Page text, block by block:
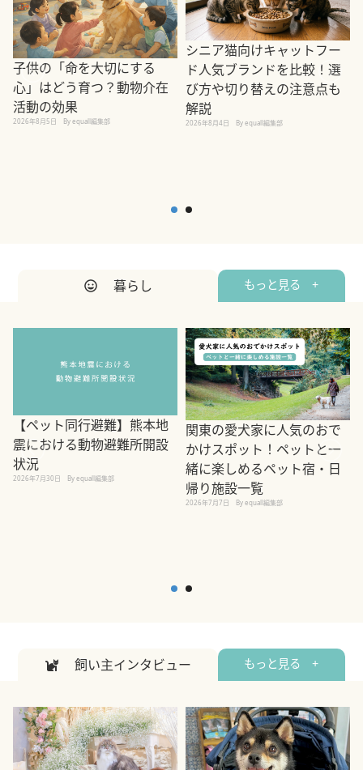
子供の「命を大切にする
心」はどう育つ？動物介在
活動の効果
2026年8月5日 By equall編集部
シニア猫向けキャットフー
ド人気ブランドを比較！選
び方や切り替えの注意点も
解説
2026年8月4日 By equall編集部
暮らし もっと見る +
【ペット同行避難】熊本地
震における動物避難所開設
状況
2026年7月30日 By equall編集部
関東の愛犬家に人気のおで
かけスポット！ペットと一
緒に楽しめるペット宿・日
帰り施設一覧
2026年7月7日 By equall編集部
飼い主インタビュー もっと見る +